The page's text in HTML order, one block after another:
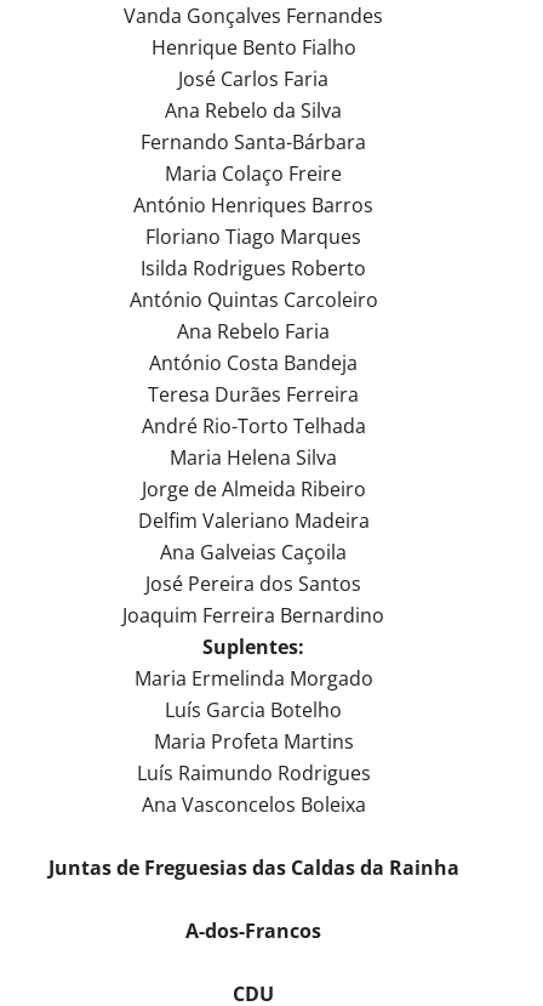
Vanda Gonçalves Fernandes
Henrique Bento Fialho
José Carlos Faria
Ana Rebelo da Silva
Fernando Santa-Bárbara
Maria Colaço Freire
António Henriques Barros
Floriano Tiago Marques
Isilda Rodrigues Roberto
António Quintas Carcoleiro
Ana Rebelo Faria
António Costa Bandeja
Teresa Durães Ferreira
André Rio-Torto Telhada
Maria Helena Silva
Jorge de Almeida Ribeiro
Delfim Valeriano Madeira
Ana Galveias Caçoila
José Pereira dos Santos
Joaquim Ferreira Bernardino
Suplentes:
Maria Ermelinda Morgado
Luís Garcia Botelho
Maria Profeta Martins
Luís Raimundo Rodrigues
Ana Vasconcelos Boleixa
Juntas de Freguesias das Caldas da Rainha
A-dos-Francos
CDU